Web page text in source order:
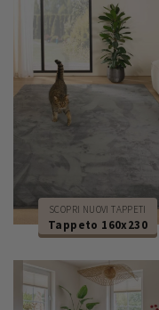
SCOPRI NUOVI TAPPETI
Tappeto 160x230